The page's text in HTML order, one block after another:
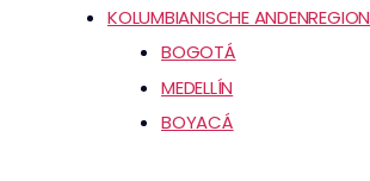
KOLUMBIANISCHE ANDENREGION
BOGOTÁ
MEDELLÍN
BOYACÁ